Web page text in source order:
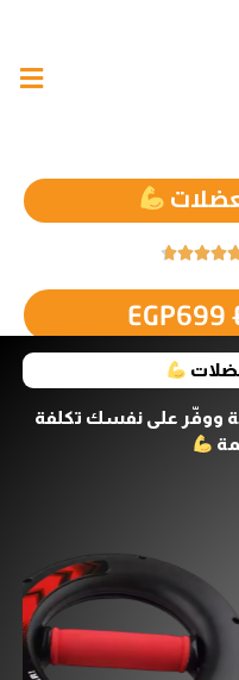




EGP699
ووفّر على نفسك تكلفة